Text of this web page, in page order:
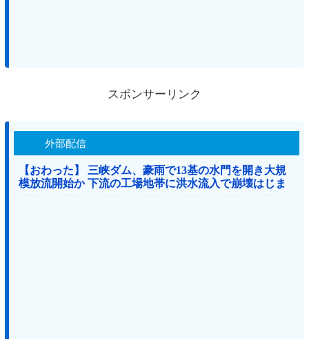
スポンサーリンク
外部配信
【おわった】 三峡ダム、豪雨で13基の水門を開き大規
模放流開始か 下流の工場地帯に洪水流入で崩壊はじま
る